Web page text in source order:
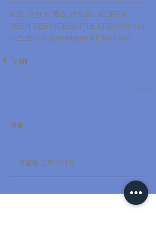
자동 운전 트롤리,겐트리 - KOREA
TECH SERVICE(S) PTE LTD/㈜케이티
에스코리아 (Developer Kil Man Su)
댓글
댓글을 입력하세요.